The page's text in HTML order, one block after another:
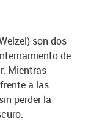
son dos
de
Mientras
a las
perder la